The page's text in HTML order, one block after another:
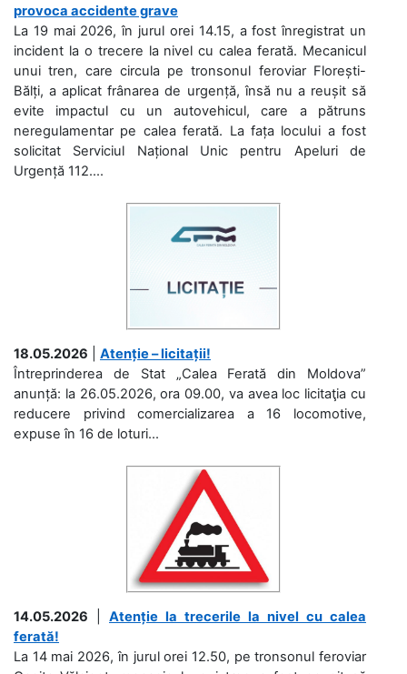
provoca accidente grave
La 19 mai 2026, în jurul orei 14.15, a fost înregistrat un
incident la o trecere la nivel cu calea ferată. Mecanicul
unui tren, care circula pe tronsonul feroviar Florești-
Bălți, a aplicat frânarea de urgență, însă nu a reușit să
evite impactul cu un autovehicul, care a pătruns
neregulamentar pe calea ferată. La fața locului a fost
solicitat Serviciul Național Unic pentru Apeluri de
Urgență 112....
18.05.2026
Atenție – licitații!
Întreprinderea de Stat „Calea Ferată din Moldova”
anunță: la 26.05.2026, ora 09.00, va avea loc licitaţia cu
reducere privind comercializarea a 16 locomotive,
expuse în 16 de loturi...
14.05.2026
Atenție la trecerile la nivel cu calea
ferată!
La 14 mai 2026, în jurul orei 12.50, pe tronsonul feroviar